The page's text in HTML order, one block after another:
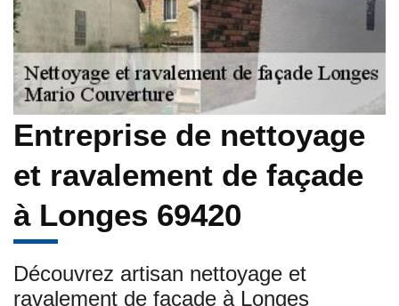
Entreprise de nettoyage
et ravalement de façade
à Longes 69420
Découvrez artisan nettoyage et
ravalement de façade à Longes